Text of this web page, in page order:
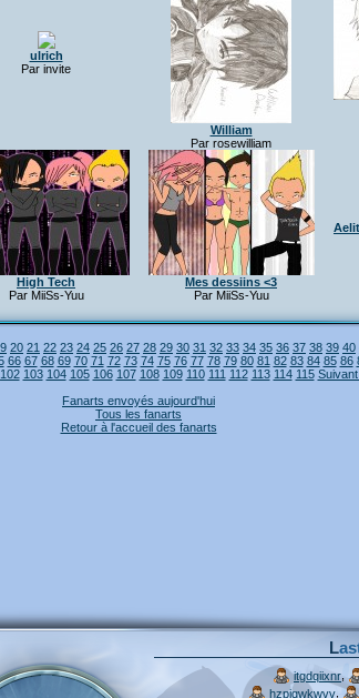
ulrich
Par invite
William
Par rosewilliam
High Tech
Par MiiSs-Yuu
Mes dessiins <3
Par MiiSs-Yuu
20 21 22 23 24 25 26 27 28 29 30 31 32 33 34 35 36 37 38 39 40
66 67 68 69 70 71 72 73 74 75 76 77 78 79 80 81 82 83 84 85 86
102 103 104 105 106 107 108 109 110 111 112 113 114 115
Fanarts envoyés aujourd'hui
Tous les fanarts
Retour à l'accueil des fanarts
itgdqiixnr
hzpjqwkwvv